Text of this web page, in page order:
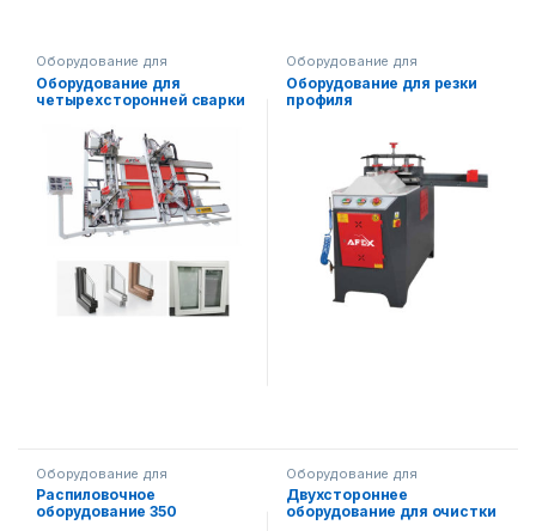
Оборудование для
производства окон и рам
Оборудование для
четырехсторонней сварки
Оборудование для
производства окон и рам
Оборудование для резки
профиля
Оборудование для
производства окон и рам
Распиловочное
оборудование 350
Оборудование для
производства окон и рам
Двухстороннее
оборудование для очистки